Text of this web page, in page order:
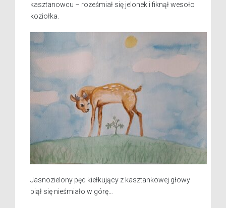
kasztanowcu – roześmiał się jelonek i fiknął wesoło
koziołka.
Jasnozielony pęd kiełkujący z kasztankowej głowy
piął się nieśmiało w górę…